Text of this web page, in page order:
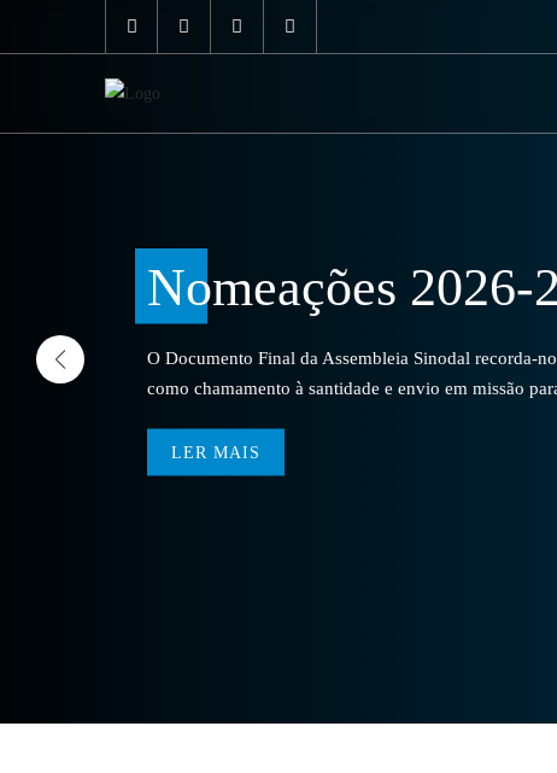
Nomeações 2026-
O Documento Final da Assembleia Sinodal recorda-
como chamamento à santidade e envio em missão
LER MAIS